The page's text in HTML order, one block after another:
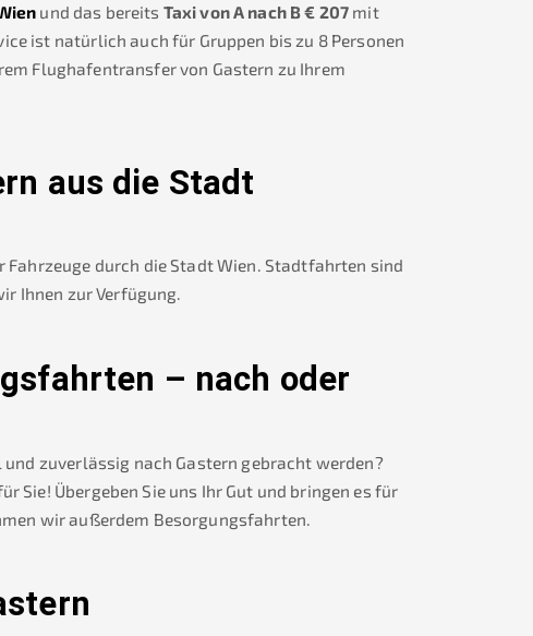
und das bereits Taxi von A nach B€ 207 mit
ist natürlich auch für Gruppen bis zu 8 Personen
Flughafentransfer von Gastern zu Ihrem
aus die Stadt
durch die Stadt Wien. Stadtfahrten sind
Ihnen zur Verfügung.
– nach oder
und zuverlässig nach Gastern gebracht werden?
Übergeben Sie uns Ihr Gut und bringen es für
wir außerdem Besorgungsfahrten.